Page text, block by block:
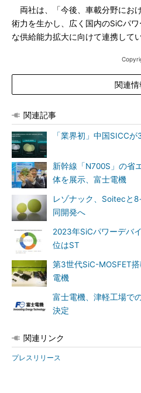
両社は、「今後、車載分野にお
術力を生かし、広く国内のSiCパ
な供給能力拡大に向けて連携して
関連情
関連記事
「業界初」中国SICC
新幹線「N700S」の省
体を展示、富士電機
レゾナック、Soitecと
同開発へ
2023年SiCパワーデバ
位はST
第3世代SiC-MOSFET
電機
富士電機、津軽工場で
決定
関連リンク
プレスリリース